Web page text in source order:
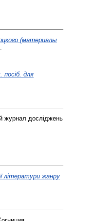
(материалы
посіб. для
журнал досліджень
літератури жанру